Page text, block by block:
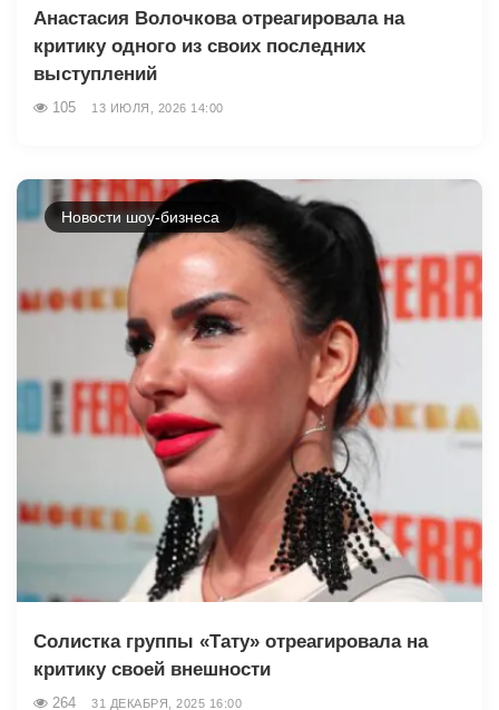
Анастасия Волочкова отреагировала на
критику одного из своих последних
выступлений
105 13 ИЮЛЯ, 2026 14:00
Новости шоу-бизнеса
Солистка группы «Тату» отреагировала на
критику своей внешности
264 31 ДЕКАБРЯ, 2025 16:00